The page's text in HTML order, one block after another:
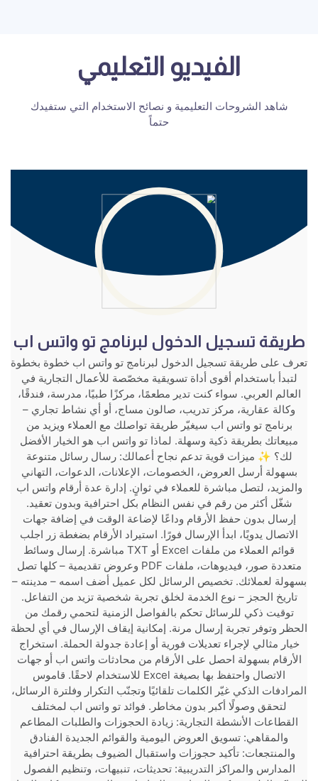
الفيديو التعليمي
شاهد الشروحات التعليمية و نصائح الاستخدام التي ستفيدك
حتماً
طريقة تسجيل الدخول لبرنامج تو واتس اب
تعرف على طريقة تسجيل الدخول لبرنامج تو واتس اب خطوة بخطوة
لتبدأ باستخدام أقوى أداة تسويقية مخصّصة للأعمال التجارية في
العالم العربي. سواء كنت تدير مطعمًا، مركزًا طبيًا، مدرسة، فندقًا،
وكالة عقارية، مركز تدريب، صالون مساج، أو أي نشاط تجاري –
برنامج تو واتس اب سيغيّر طريقة تواصلك مع العملاء ويزيد من
مبيعاتك بطريقة ذكية وسهلة. لماذا تو واتس اب هو الخيار الأفضل
لك؟ ✨ ميزات قوية تدعم نجاح أعمالك: رسال رسائل متنوعة
بسهولة أرسل العروض، الخصومات، الإعلانات، الدعوات، التهاني
والمزيد، لتصل مباشرة للعملاء في ثوانٍ. إدارة عدة أرقام واتس اب
شغّل أكثر من رقم في نفس النظام بكل احترافية وبدون تعقيد.
إرسال بدون حفظ الأرقام وداعًا لإضاعة الوقت في إضافة جهات
الاتصال يدويًا، ابدأ الإرسال فورًا. استيراد الأرقام بضغطة زر اجلب
قوائم العملاء من ملفات Excel أو TXT مباشرة. إرسال وسائط
متعددة صور، فيديوهات، ملفات PDF وعروض تقديمية – كلها تصل
بسهولة لعملائك. تخصيص الرسائل لكل عميل أضف اسمه – مدينته –
تاريخ الحجز – نوع الخدمة لخلق تجربة شخصية تزيد من التفاعل.
توقيت ذكي للرسائل تحكم بالفواصل الزمنية لتحمي رقمك من
الحظر وتوفر تجربة إرسال مرنة. إمكانية إيقاف الإرسال في أي لحظة
خيار مثالي لإجراء تعديلات فورية أو إعادة جدولة الحملة. استخراج
الأرقام بسهولة احصل على الأرقام من محادثات واتس اب أو جهات
الاتصال واحتفظ بها بصيغة Excel للاستخدام لاحقًا. قاموس
المرادفات الذكي غيّر الكلمات تلقائيًا وتجنّب التكرار وفلترة الرسائل،
لتحقق وصولًا أكبر بدون مخاطر. فوائد تو واتس اب لمختلف
القطاعات الأنشطة التجارية: زيادة الحجوزات والطلبات المطاعم
والمقاهي: تسويق العروض اليومية والقوائم الجديدة الفنادق
والمنتجعات: تأكيد حجوزات واستقبال الضيوف بطريقة احترافية
المدارس والمراكز التدريبية: تحديثات، تنبيهات، وتنظيم الفصول